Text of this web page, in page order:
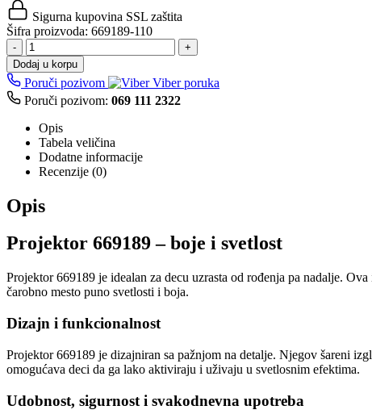
Sigurna kupovina SSL zaštita
Šifra proizvoda: 669189-110
-
+
Dodaj u korpu
Poruči pozivom
Viber poruka
Poruči pozivom: 069 111 2322
Opis
Tabela veličina
Dodatne informacije
Recenzije (0)
Opis
Projektor 669189 – boje i svetlost
Projektor 669189 je idealan za decu uzrasta od rođenja pa nadalje.
čarobno mesto puno svetlosti i boja.
Dizajn i funkcionalnost
Projektor 669189 je dizajniran sa pažnjom na detalje. Njegov šareni
omogućava deci da ga lako aktiviraju i uživaju u svetlosnim efektima.
Udobnost, sigurnost i svakodnevna upotreba